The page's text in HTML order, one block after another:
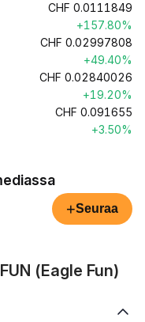
CHF 0.0111849
+157.80%
CHF 0.02997808
+49.40%
CHF 0.02840026
+19.20%
CHF 0.091655
+3.50%
+Seuraa
(Eagle Fun)